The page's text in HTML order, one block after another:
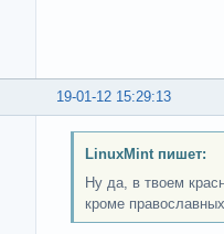
19-01-12 15:29:13
LinuxMint пишет:
Ну да, в твоем
кроме